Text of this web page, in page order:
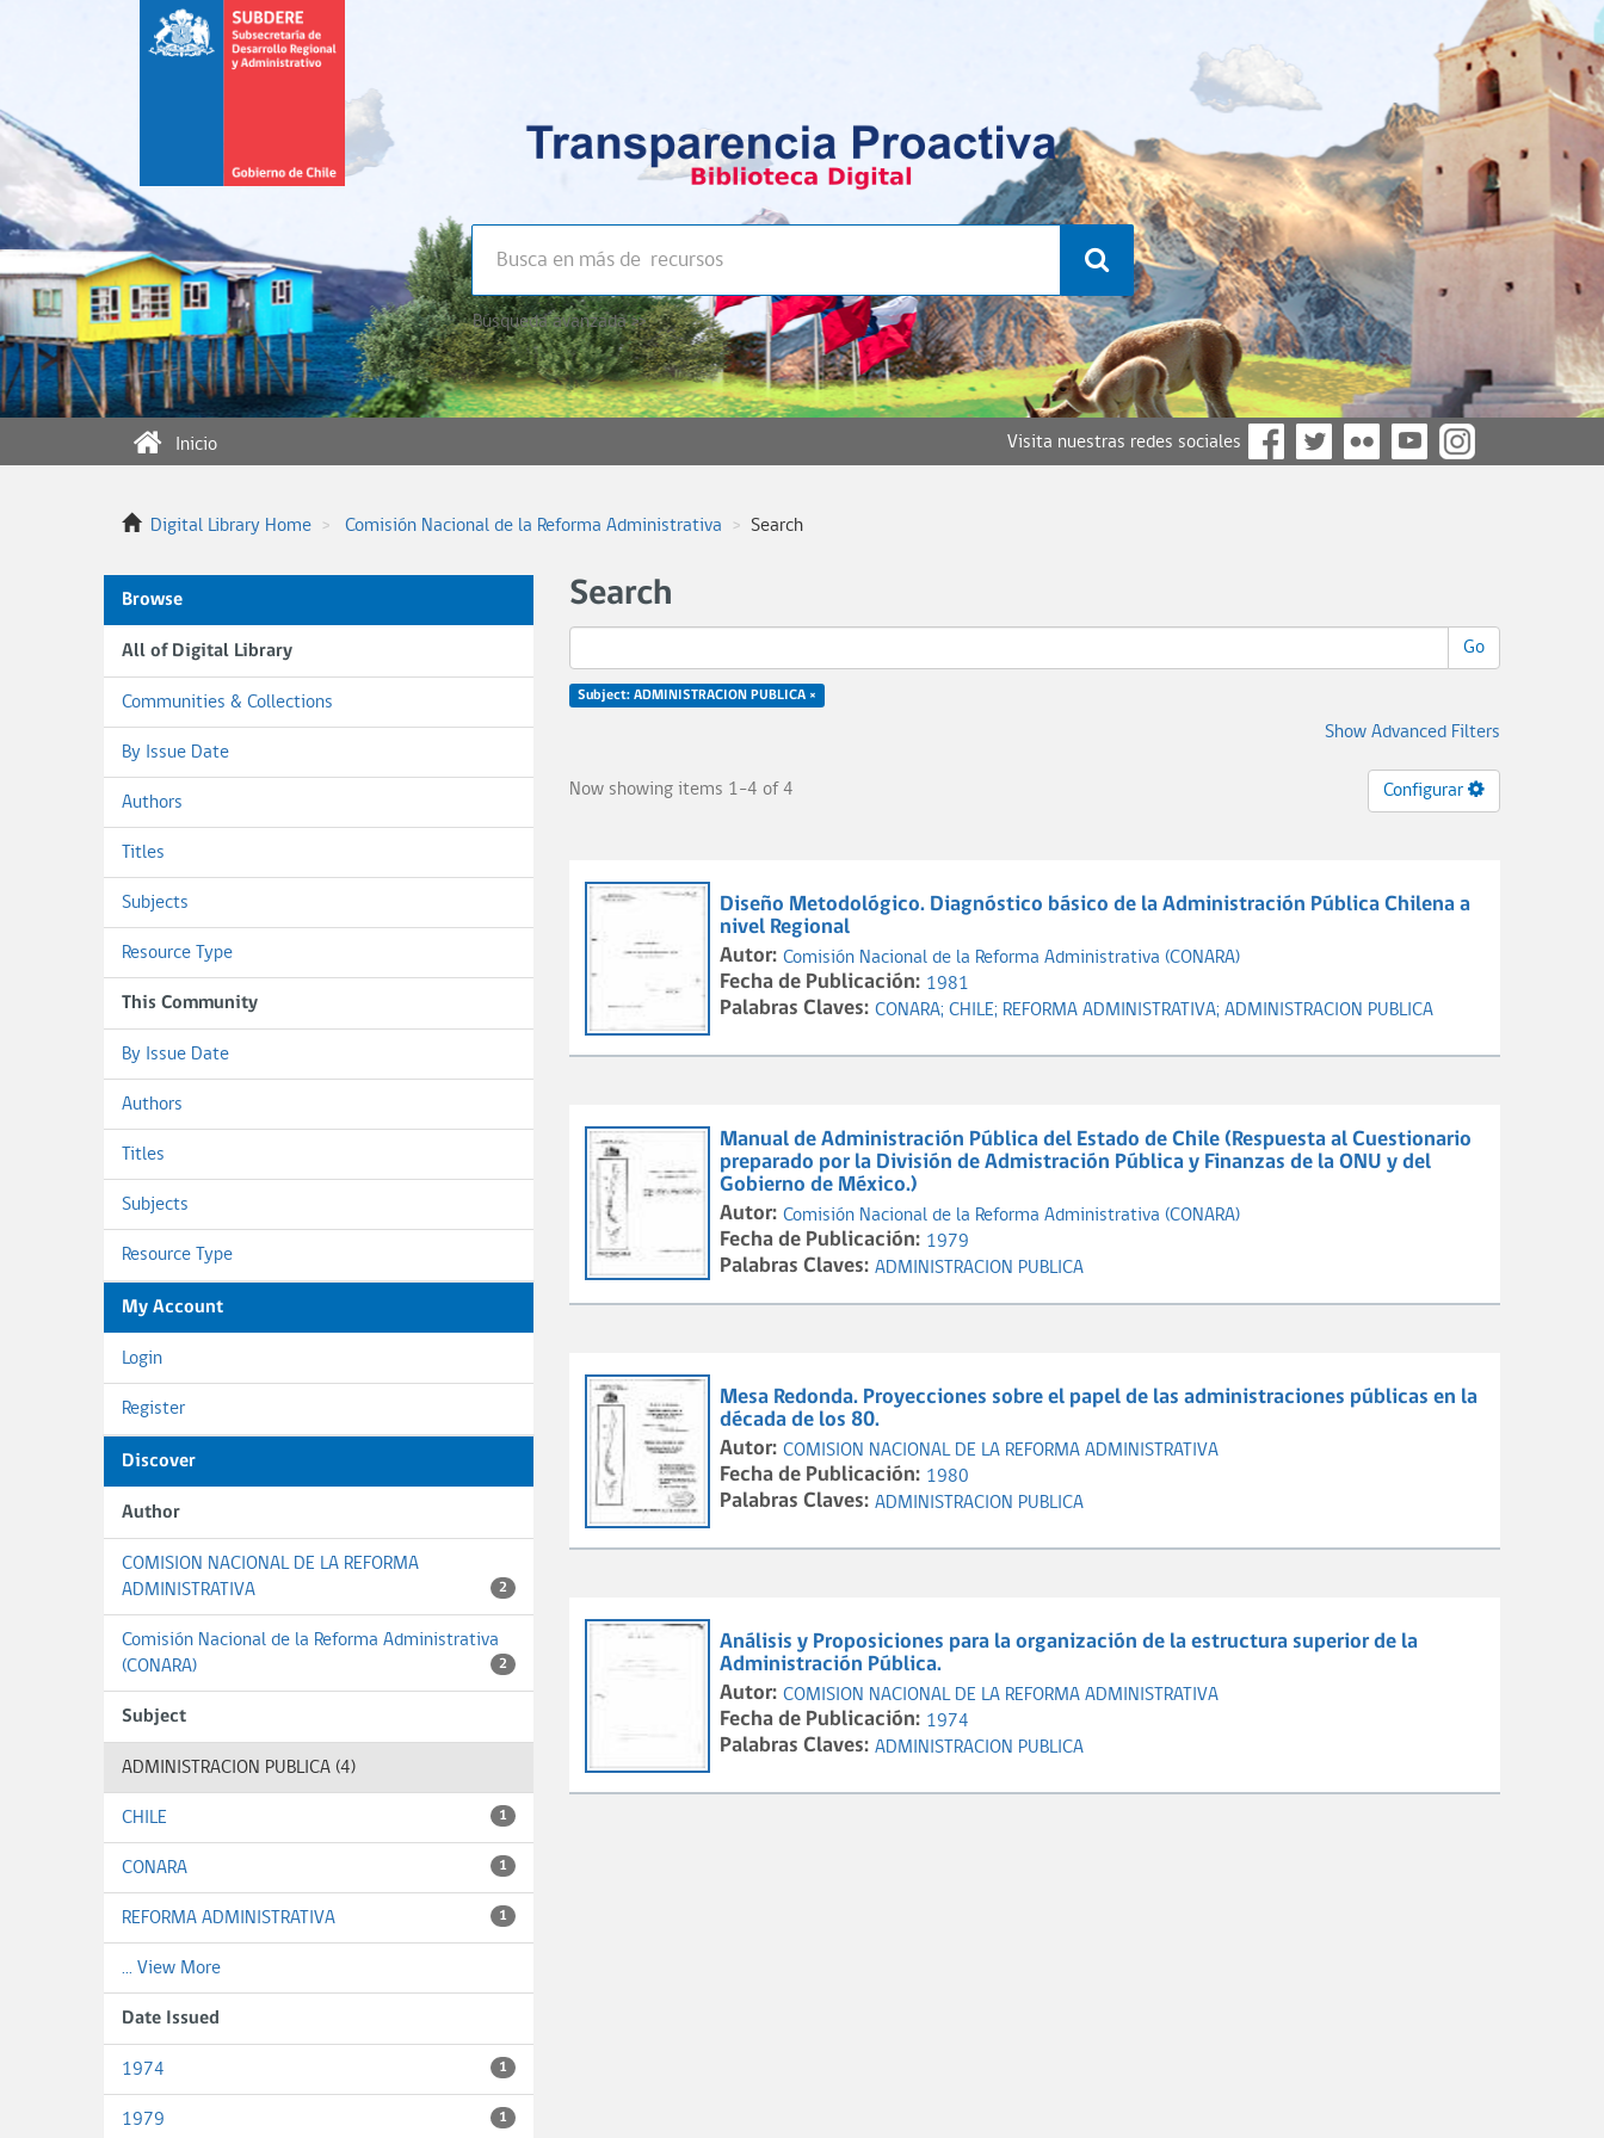
Búsqueda avanzada >>
Inicio Visita nuestras redes sociales
Digital Library Home Comisión Nacional de la Reforma Administrativa Search
Browse
All of Digital Library
Communities & Collections
By Issue Date
Authors
Titles
Subjects
Resource Type
This Community
By Issue Date
Authors
Titles
Subjects
Resource Type
My Account
Login
Register
Discover
Author
COMISION NACIONAL DE LA REFORMA
ADMINISTRATIVA
2
Comisión Nacional de la Reforma Administrativa
(CONARA)
2
Subject
ADMINISTRACION PUBLICA (4)
CHILE 1
CONARA 1
REFORMA ADMINISTRATIVA 1
... View More
Date Issued
1974 1
1979 1
Search
Go
Subject: ADMINISTRACION PUBLICA ×
Show Advanced Filters
Now showing items 1-4 of 4 Configurar
Diseño Metodológico. Diagnóstico básico de la Administración Pública Chilena a
nivel Regional
Autor: Comisión Nacional de la Reforma Administrativa (CONARA)
Fecha de Publicación: 1981
Palabras Claves: CONARA; CHILE; REFORMA ADMINISTRATIVA; ADMINISTRACION PUBLICA
Manual de Administración Pública del Estado de Chile (Respuesta al Cuestionario
preparado por la División de Admistración Pública y Finanzas de la ONU y del
Gobierno de México.)
Autor: Comisión Nacional de la Reforma Administrativa (CONARA)
Fecha de Publicación: 1979
Palabras Claves: ADMINISTRACION PUBLICA
Mesa Redonda. Proyecciones sobre el papel de las administraciones públicas en la
década de los 80.
Autor: COMISION NACIONAL DE LA REFORMA ADMINISTRATIVA
Fecha de Publicación: 1980
Palabras Claves: ADMINISTRACION PUBLICA
Análisis y Proposiciones para la organización de la estructura superior de la
Administración Pública.
Autor: COMISION NACIONAL DE LA REFORMA ADMINISTRATIVA
Fecha de Publicación: 1974
Palabras Claves: ADMINISTRACION PUBLICA